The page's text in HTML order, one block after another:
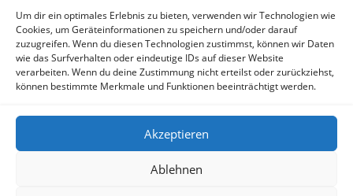
Um dir ein optimales Erlebnis zu bieten, verwenden wir Technologien wie
Cookies, um Geräteinformationen zu speichern und/oder darauf
zuzugreifen. Wenn du diesen Technologien zustimmst, können wir Daten
wie das Surfverhalten oder eindeutige IDs auf dieser Website
verarbeiten. Wenn du deine Zustimmung nicht erteilst oder zurückziehst,
können bestimmte Merkmale und Funktionen beeinträchtigt werden.
Akzeptieren
Ablehnen
Vorname*